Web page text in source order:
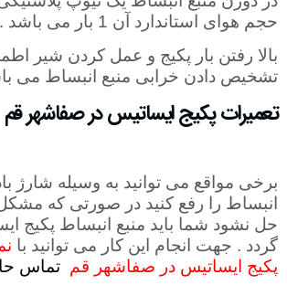
حجم هوای استاندارد آن 1 بار می باشد
.
بالا رفتن بار پکیج و عمل کردن شیر
تشخیص دادن خرابی منبع انبساط می
تعمیرات پکیج ایساتیس در صفاشهر قم
برخی مواقع می توانید به وسیله شارژ
انبساط را رفع کنید در صورتی که
حل نشود شما باید منبع انبساط پکیج
گردد . جهت انجام این کار می توانید با
پکیج ایساتیس در صفاشهر قم تماس